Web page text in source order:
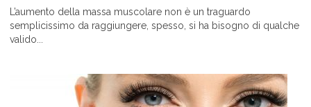
L’aumento della massa muscolare non è un traguardo
semplicissimo da raggiungere, spesso, si ha bisogno di qualche
valido...